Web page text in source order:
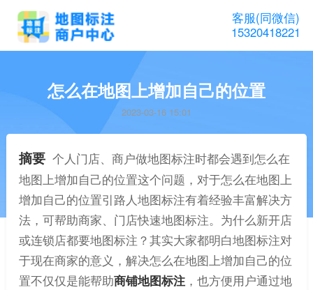
客服(同微信)
15320418221
怎么在地图上增加自己的位置
2023-03-16 15:01
摘要 个人门店、商户做地图标注时都会遇到怎么在
地图上增加自己的位置这个问题，对于怎么在地图上
增加自己的位置引路人地图标注有着经验丰富解决方
法，可帮助商家、门店快速地图标注。为什么新开店
或连锁店都要地图标注？其实大家都明白地图标注对
于现在商家的意义，解决怎么在地图上增加自己的位
置不仅仅是能帮助商铺地图标注，也方便用户通过地